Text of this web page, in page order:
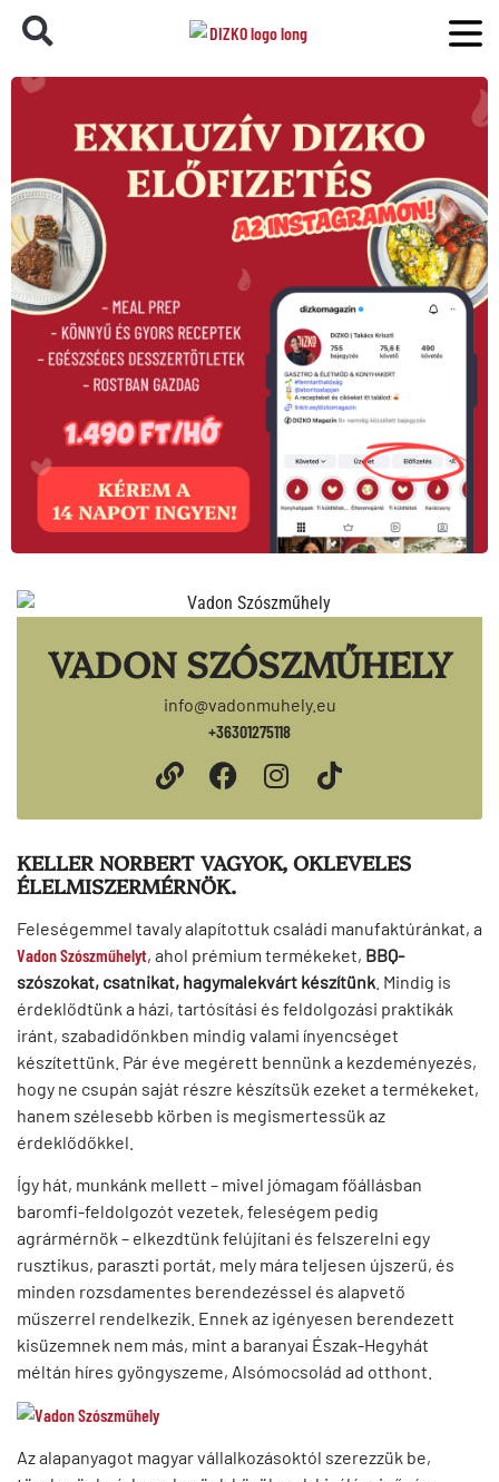
VADON SZÓSZMŰHELY
info@vadonmuhely.eu
+36301275118
KELLER NORBERT VAGYOK, OKLEVELES
ÉLELMISZERMÉRNÖK.
Feleségemmel tavaly alapítottuk családi manufaktúránkat, a
Vadon Szószműhelyt, ahol prémium termékeket, BBQ-
szószokat, csatnikat, hagymalekvárt készítünk . Mindig is
érdeklődtünk a házi, tartósítási és feldolgozási praktikák
iránt, szabadidőnkben mindig valami ínyencséget
készítettünk. Pár éve megérett bennünk a kezdeményezés,
hogy ne csupán saját részre készítsük ezeket a termékeket,
hanem szélesebb körben is megismertessük az
érdeklődőkkel.
Így hát, munkánk mellett – mivel jómagam főállásban
baromfi-feldolgozót vezetek, feleségem pedig
agrármérnök – elkezdtünk felújítani és felszerelni egy
rusztikus, paraszti portát, mely mára teljesen újszerű, és
minden rozsdamentes berendezéssel és alapvető
műszerrel rendelkezik. Ennek az igényesen berendezett
kisüzemnek nem más, mint a baranyai Észak-Hegyhát
méltán híres gyöngyszeme, Alsómocsolád ad otthont.
Az alapanyagot magyar vállalkozásoktól szerezzük be,